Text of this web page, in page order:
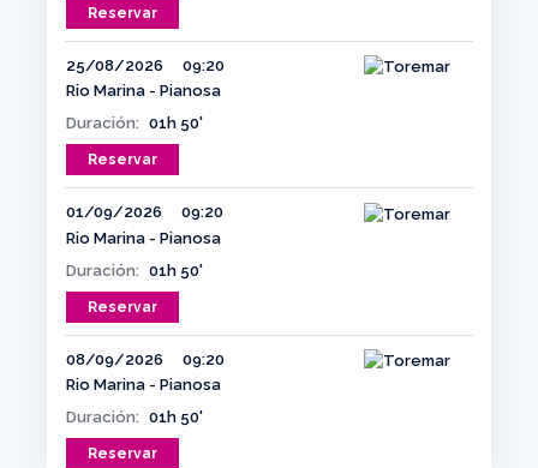
Reservar
25/08/2026
09:20
Rio Marina - Pianosa
Duración: 01h 50'
Reservar
01/09/2026
09:20
Rio Marina - Pianosa
Duración: 01h 50'
Reservar
08/09/2026
09:20
Rio Marina - Pianosa
Duración: 01h 50'
Reservar